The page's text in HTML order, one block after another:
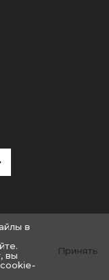
в
вы
Принять